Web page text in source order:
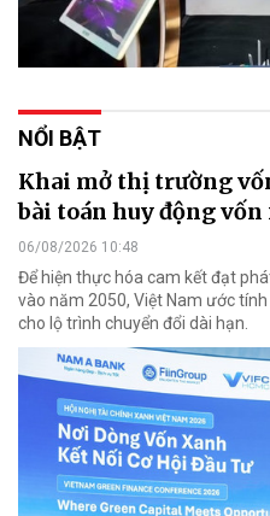
NỔI BẬT
Khai mở thị trường
bài toán huy động vốn
06/08/2026 10:48
Để hiện thực hóa cam kết đạt
vào năm 2050, Việt Nam ước
cho lộ trình chuyển đổi dài hạn.